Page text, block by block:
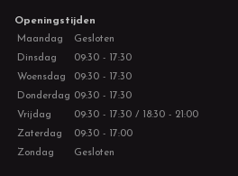
Openingstijden
Maandag
Gesloten
Dinsdag
09:30 - 17:30
Woensdag
09:30 - 17:30
Donderdag 09:30 - 17:30
Vrijdag
09:30 - 17:30 / 18:30 - 21:00
Zaterdag
09:30 - 17:00
Zondag
Gesloten